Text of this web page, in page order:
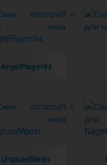
AngelPlayer94
UngluedWater